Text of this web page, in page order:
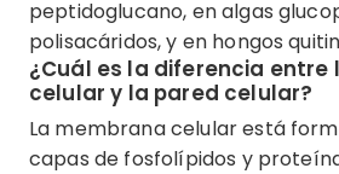
peptidoglucano, en algas
polisacáridos, y en hongos
¿Cuál es la diferencia entre
celular y la pared celular?
La membrana celular está
capas de fosfolípidos y